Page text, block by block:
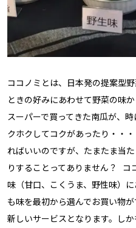
ココノミとは、日本発の提案型
ときの好みにあわせて野菜の味
スーパーで買ってきた南瓜が、
クホクしてコクがあったり・・
ればいいのですが、たまたま当
りすることってありません？ コ
味（甘口、こくうま、野性味）
も味を最初から選んでお買い物
新しいサービスとなります。し